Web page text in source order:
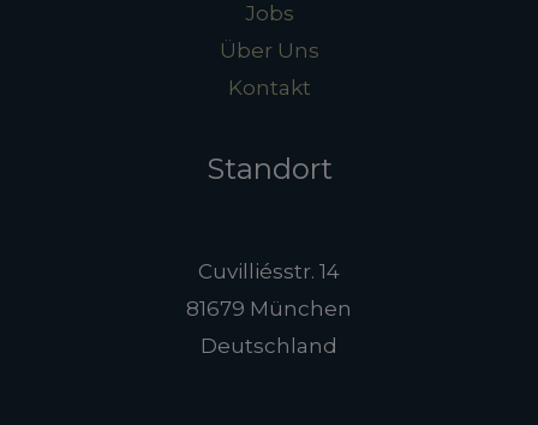
Jobs
Über Uns
Kontakt
Standort
Cuvilliésstr. 14
81679 München
Deutschland